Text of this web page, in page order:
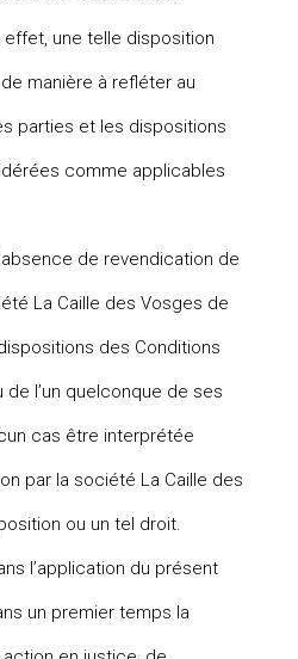
une telle disposition
manière à refléter au
parties et les dispositions
comme applicables
de revendication de
La Caille des Vosges de
des Conditions
de l’un quelconque de ses
cas être interprétée
par la société La Caille des
ou un tel droit.
l’application du présent
un premier temps la